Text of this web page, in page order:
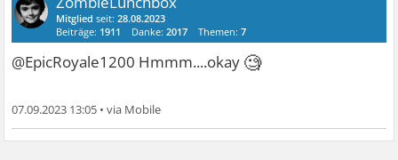
Mitglied seit:28.08.2023
Beiträge: 1911 Danke:2017 Themen:7
@EpicRoyale1200 Hmmm....okay 🧐
07.09.2023 13:05 •